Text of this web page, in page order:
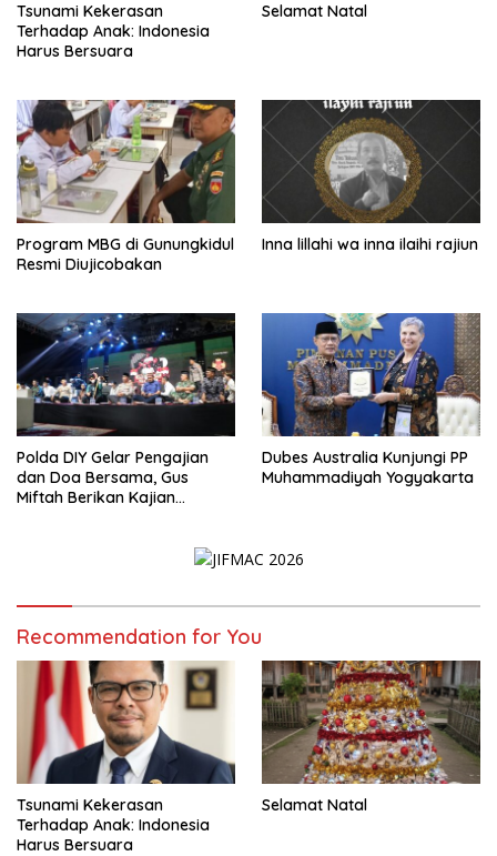
Tsunami Kekerasan
Terhadap Anak: Indonesia
Harus Bersuara
Selamat Natal
Program MBG di Gunungkidul
Resmi Diujicobakan
Inna lillahi wa inna ilaihi rajiun
Polda DIY Gelar Pengajian
dan Doa Bersama, Gus
Miftah Berikan Kajian
Dubes Australia Kunjungi PP
Muhammadiyah Yogyakarta
Recommendation for You
Tsunami Kekerasan
Terhadap Anak: Indonesia
Harus Bersuara
Selamat Natal